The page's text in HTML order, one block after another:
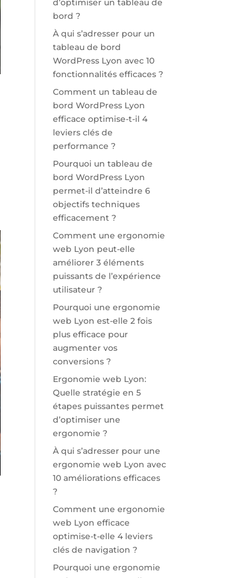
d’optimiser un tableau de
bord ?
À qui s’adresser pour un
tableau de bord
WordPress Lyon avec 10
fonctionnalités efficaces ?
Comment un tableau de
bord WordPress Lyon
efficace optimise-t-il 4
leviers clés de
performance ?
Pourquoi un tableau de
bord WordPress Lyon
permet-il d’atteindre 6
objectifs techniques
efficacement ?
Comment une ergonomie
web Lyon peut-elle
améliorer 3 éléments
puissants de l’expérience
utilisateur ?
Pourquoi une ergonomie
web Lyon est-elle 2 fois
plus efficace pour
augmenter vos
conversions ?
Ergonomie web Lyon:
Quelle stratégie en 5
étapes puissantes permet
d’optimiser une
ergonomie ?
À qui s’adresser pour une
ergonomie web Lyon avec
10 améliorations efficaces
?
Comment une ergonomie
web Lyon efficace
optimise-t-elle 4 leviers
clés de navigation ?
Pourquoi une ergonomie